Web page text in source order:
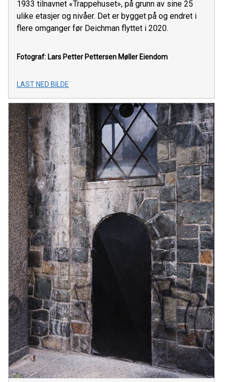
1933 tilnavnet «Trappehuset», på grunn av sine 25
ulike etasjer og nivåer. Det er bygget på og endret i
flere omganger før Deichman flyttet i 2020.
Fotograf: Lars Petter Pettersen Møller Eiendom
LAST NED BILDE